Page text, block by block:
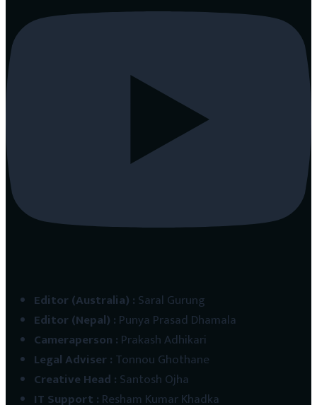
Editor (Australia) : Saral Gurung
Editor (Nepal) : Punya Prasad Dhamala
Cameraperson : Prakash Adhikari
Legal Adviser: Tonnou Ghothane
Creative Head : Santosh Ojha
IT Support : Resham Kumar Khadka